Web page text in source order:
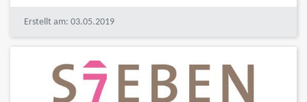
Erstellt am: 03.05.2019